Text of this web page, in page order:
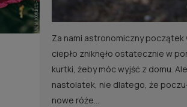
RÓŻA ROSARIUM
UETERSEN®
20,00 zł
Za nami astronomiczny początek
ciepło zniknęło ostatecznie w
kurtki, żeby móc wyjść z domu.
nastolatek, nie dlatego, że
nowe róże...